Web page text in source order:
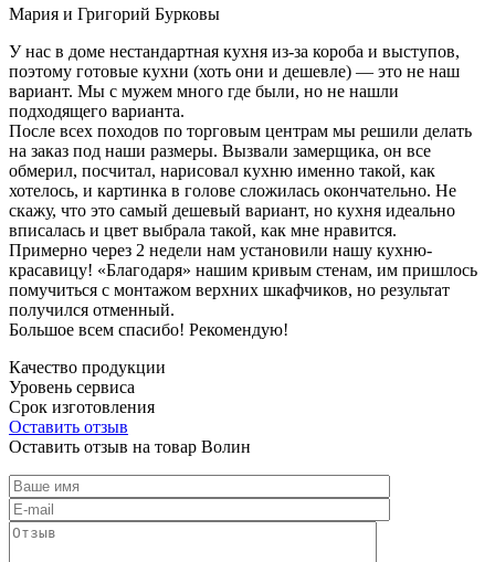
Мария и Григорий Бурковы
У нас в доме нестандартная кухня из-за короба и выступов,
поэтому готовые кухни (хоть они и дешевле) — это не наш
вариант. Мы с мужем много где были, но не нашли
подходящего варианта.
После всех походов по торговым центрам мы решили делать
на заказ под наши размеры. Вызвали замерщика, он все
обмерил, посчитал, нарисовал кухню именно такой, как
хотелось, и картинка в голове сложилась окончательно. Не
скажу, что это самый дешевый вариант, но кухня идеально
вписалась и цвет выбрала такой, как мне нравится.
Примерно через 2 недели нам установили нашу кухню-
красавицу! «Благодаря» нашим кривым стенам, им пришлось
помучиться с монтажом верхних шкафчиков, но результат
получился отменный.
Большое всем спасибо! Рекомендую!
Качество продукции
Уровень сервиса
Срок изготовления
Оставить отзыв
Оставить отзыв на товар Волин